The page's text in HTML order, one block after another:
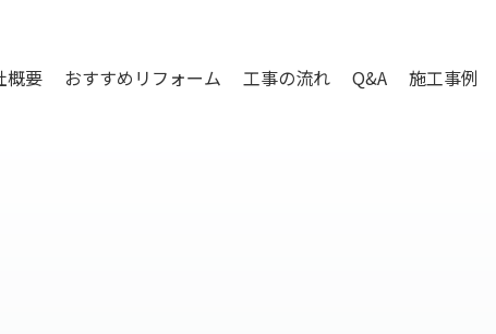
概要 おすすめリフォーム 工事の流れ Q&A 施工事例